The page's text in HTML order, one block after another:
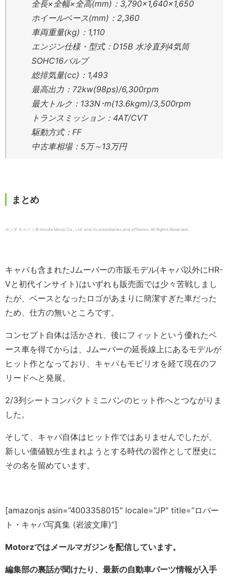
全長×全幅×全高(mm)：3,790×1,640×1,650
ホイールベース(mm)：2,360
車両重量(kg)：1,110
エンジン仕様・型式：D15B 水冷直列4気筒
SOHC16バルブ
総排気量(cc)：1,493
最高出力：72kw(98ps)/6,300rpm
最大トルク：133N･m(13.6kgm)/3,500rpm
トランスミッション：4AT/CVT
駆動方式：FF
中古車相場：5万～13万円
まとめ
ホンダ キャパ / © Honda Motor Co., Ltd. and its subsidiaries and affiliates. All Rights Reserved.
キャパも含まれたJムーバーの市販モデル(キャパ以外にHR-
Vと初代インサイト)はいずれも販売面では少々苦戦しまし
たが、ベースとなったロゴがあまりに簡潔すぎた車だった
ため、仕方の無いところです。
コンセプト自体は活かされ、後にフィットという優れたベ
ース車を得てからは、Jムーバーの延長線上にあるモデルが
ヒット作となっており、キャパもモビリオを経て現在のフ
リードへと発展。
2/3列シートコンパクトミニバンのヒット作へとつながりま
した。
そして、キャパ自体はヒット作ではありませんでしたが、
新しい価値観が生まれようとする時代の習作として歴史に
その名を留めています。
[amazonjs asin=”4003358015″ locale=”JP” title=”ロバー
ト・キャパ写真集 (岩波文庫)”]
Motorzではメールマガジンを配信しています。
編集部の裏話が聞けたり、最新の自動車パーツ情報が入手